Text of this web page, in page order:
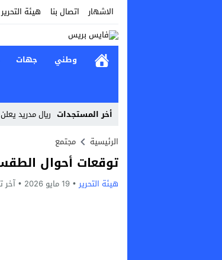
الاشهار اتصال بنا هيئة التحرير
وطني جهات
أخر المستجدات ريال مدريد يعلن ضم يان
Previous
Next
الرئيسية مجتمع
توقعات أحوال الطقس
هيئة التحرير 19 مايو 2026 آخر